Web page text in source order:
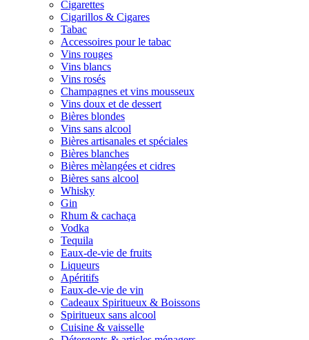
Cigarettes
Cigarillos & Cigares
Tabac
Accessoires pour le tabac
Vins rouges
Vins blancs
Vins rosés
Champagnes et vins mousseux
Vins doux et de dessert
Bières blondes
Vins sans alcool
Bières artisanales et spéciales
Bières blanches
Bières mèlangées et cidres
Bières sans alcool
Whisky
Gin
Rhum & cachaça
Vodka
Tequila
Eaux-de-vie de fruits
Liqueurs
Apéritifs
Eaux-de-vie de vin
Cadeaux Spiritueux & Boissons
Spiritueux sans alcool
Cuisine & vaisselle